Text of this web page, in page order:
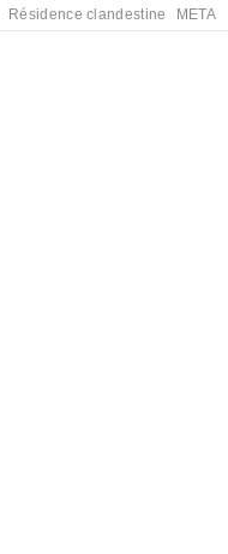
Résidence clandestine META